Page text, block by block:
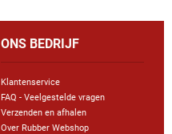
ONS BEDRIJF
Klantenservice
FAQ - Veelgestelde vragen
Verzenden en afhalen
Over Rubber Webshop